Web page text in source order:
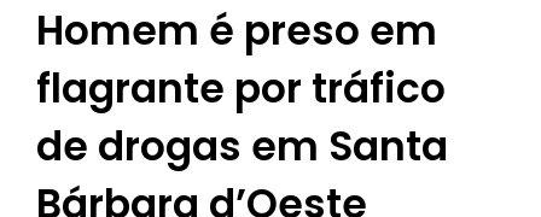
Homem é preso em
flagrante por tráfico
de drogas em Santa
Bárbara d’Oeste